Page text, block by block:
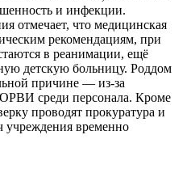
и инфекции.
отмечает, что медицинская
рекомендациям, при
в реанимации, ещё
детскую больницу. Роддом
причине — из-за
среди персонала. Кроме
проводят прокуратура и
учреждения временно